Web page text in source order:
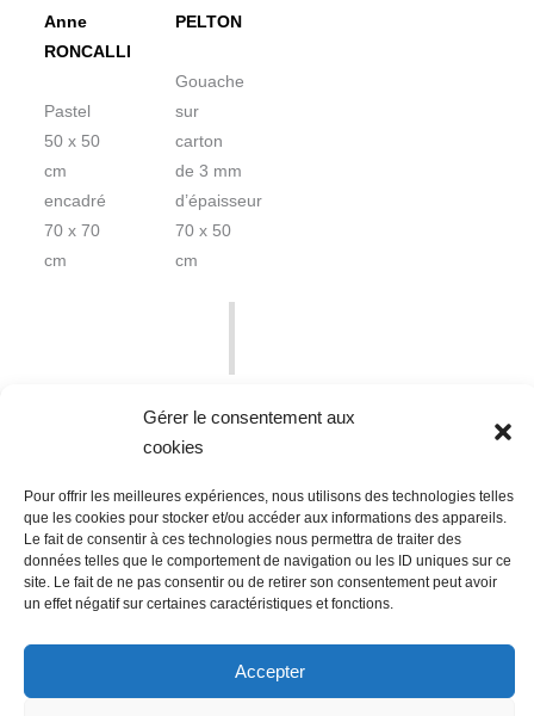
Gérer le consentement aux
cookies
Pour offrir les meilleures expériences, nous utilisons des technologies telles
que les cookies pour stocker et/ou accéder aux informations des appareils.
Le fait de consentir à ces technologies nous permettra de traiter des
données telles que le comportement de navigation ou les ID uniques sur ce
site. Le fait de ne pas consentir ou de retirer son consentement peut avoir
un effet négatif sur certaines caractéristiques et fonctions.
Accepter
Anne
RONCALLI
Pastel
50 x 50
cm
encadré
70 x 70
cm
PELTON
Gouache
sur
carton
de 3 mm
d’épaisseur
70 x 50
cm
Nous contacter
Conditions Générales de Ventes
Politique de confidentialité
Mentions légales